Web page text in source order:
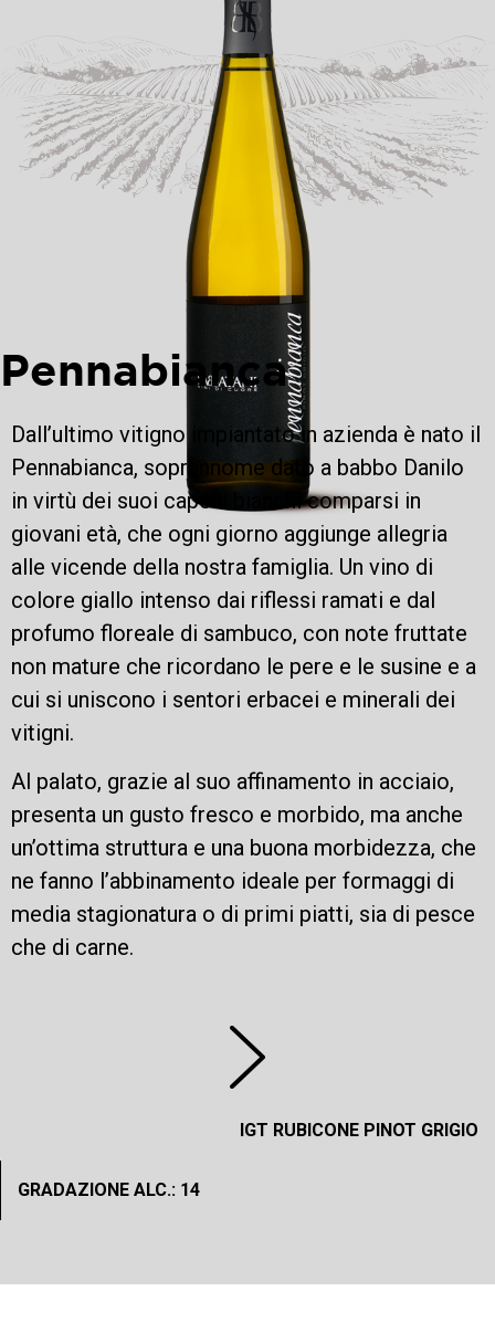
Pennabianca
Dall’ultimo vitigno impiantato in azienda è nato il
Pennabianca, soprannome dato a babbo Danilo
in virtù dei suoi capelli bianchi comparsi in
giovani età, che ogni giorno aggiunge allegria
alle vicende della nostra famiglia. Un vino di
colore giallo intenso dai riflessi ramati e dal
profumo floreale di sambuco, con note fruttate
non mature che ricordano le pere e le susine e a
cui si uniscono i sentori erbacei e minerali dei
vitigni.
Al palato, grazie al suo affinamento in acciaio,
presenta un gusto fresco e morbido, ma anche
un’ottima struttura e una buona morbidezza, che
ne fanno l’abbinamento ideale per formaggi di
media stagionatura o di primi piatti, sia di pesce
che di carne.
IGT RUBICONE PINOT GRIGIO
GRADAZIONE ALC.: 14